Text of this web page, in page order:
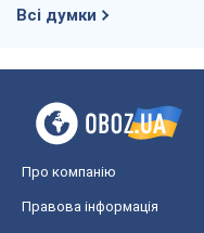
Всі думки
Про компанію
Правова інформація